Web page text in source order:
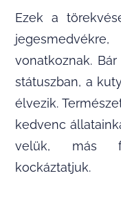
Ezek a
vonatkoznak.
státuszban, a
élvezik.
kedvenc
velük, más
kockáztatjuk.